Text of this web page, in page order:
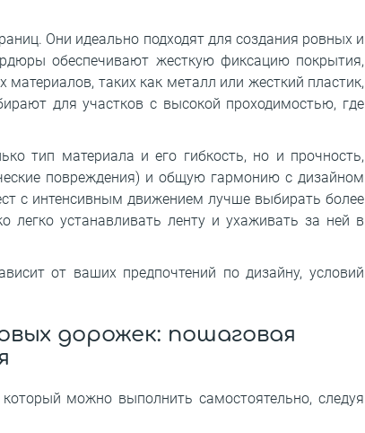
Они идеально подходят для создания ровных и
обеспечивают жесткую фиксацию покрытия,
таких как металл или жесткий пластик,
для участков с высокой проходимостью, где
тип материала и его гибкость, но и прочность,
повреждения) и общую гармонию с дизайном
с интенсивным движением лучше выбирать более
устанавливать ленту и ухаживать за ней в
от ваших предпочтений по дизайну, условий
дорожек: пошаговая
можно выполнить самостоятельно, следуя